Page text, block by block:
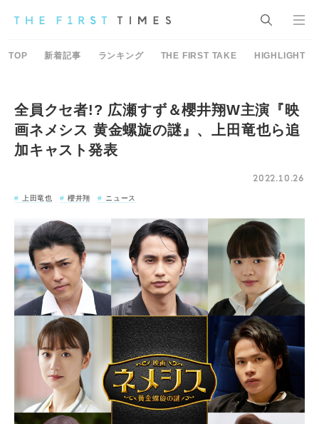
TOP 新着記事 ランキング THE FIRST TAKE HIGHLIGHT
全員クセ者!? 広瀬すず＆櫻井翔W主演『映
画ネメシス 黄金螺旋の謎』、上田竜也ら追
加キャスト発表
2022.10.26
上田竜也 櫻井翔 ニュース